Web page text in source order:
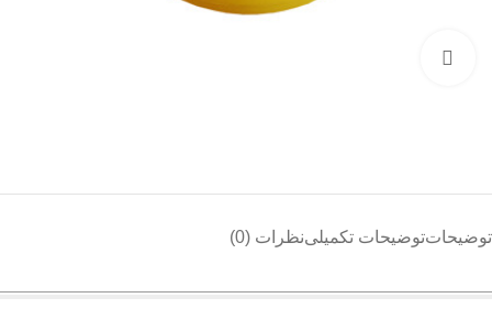
توضیحاتتوضیحات تکمیلینظرات (0)